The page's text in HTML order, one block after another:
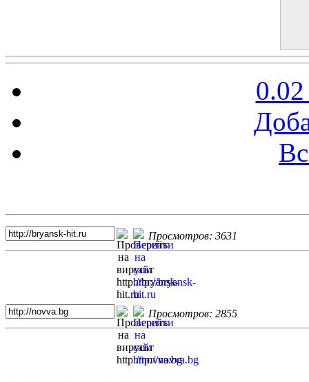
Просмотров: 3631
Просмотров: 2855